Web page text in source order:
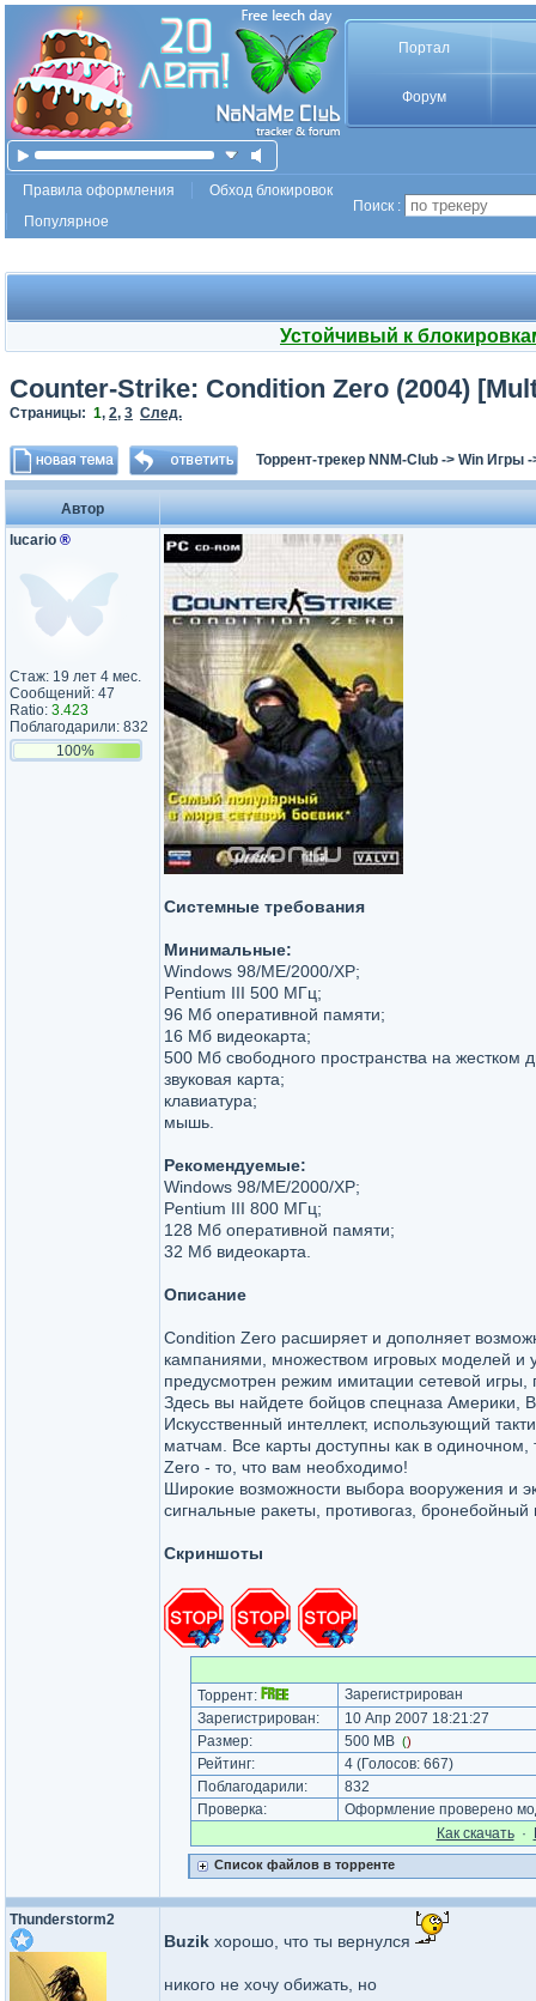
Портал
Форум
Правила оформления
Обход блокировок
Популярное
Поиск :
Устойчивый к
Counter-Strike: Condition Zero (2004)
Страницы: 1, 2, 3 След.
Торрент-трекер NNM-Club -> Win Игры
Автор
lucario ®
Стаж: 19 лет 4 мес.
Сообщений: 47
Ratio: 3.423
Поблагодарили: 832
100%
Cистемные требования
Минимальные:
Windows 98/ME/2000/XP;
Pentium III 500 МГц;
96 Мб оперативной памяти;
16 Мб видеокарта;
500 Мб свободного пространства на жестком
звуковая карта;
клавиатура;
мышь.
Рекомендуемые:
Windows 98/ME/2000/XP;
Pentium III 800 МГц;
128 Мб оперативной памяти;
32 Мб видеокарта.
Описание
Condition Zero расширяет и дополняет
кампаниями, множеством игровых моделей и
предусмотрен режим имитации сетевой игры,
Здесь вы найдете бойцов спецназа Америки,
Искусственный интеллект, использующий
матчам. Все карты доступны как в
Zero - то, что вам необходимо!
Широкие возможности выбора вооружения и
сигнальные ракеты, противогаз,
Скриншоты
Торрент:
Зарегистрирован
Зарегистрирован:
10 Апр 2007 18:21:27
Размер:
500 MB ()
Рейтинг: 4(Голосов: 667)
Поблагодарили:
832
Проверка:
Оформление проверено
Как cкачать·
Список файлов в торренте
Thunderstorm2
Buzik хорошо, что ты вернулся
никого не хочу обижать, но